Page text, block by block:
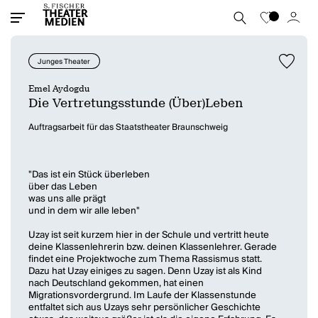
Junges Theater
Emel Aydogdu
Die Vertretungsstunde (Über)Leben
Auftragsarbeit für das Staatstheater Braunschweig
"Das ist ein Stück überleben
über das Leben
was uns alle prägt
und in dem wir alle leben"
Uzay ist seit kurzem hier in der Schule und vertritt heute
deine Klassenlehrerin bzw. deinen Klassenlehrer. Gerade
findet eine Projektwoche zum Thema Rassismus statt.
Dazu hat Uzay einiges zu sagen. Denn Uzay ist als Kind
nach Deutschland gekommen, hat einen
Migrationsvordergrund. Im Laufe der Klassenstunde
entfaltet sich aus Uzays sehr persönlicher Geschichte